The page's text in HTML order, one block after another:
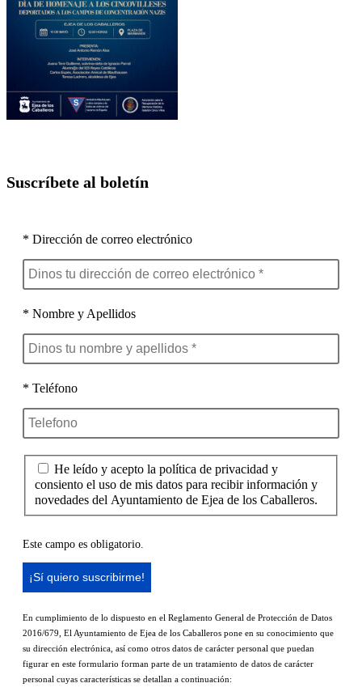
Suscríbete al boletín
* Dirección de correo electrónico
* Nombre y Apellidos
* Teléfono
He leído y acepto la política de privacidad y
consiento el uso de mis datos para recibir información y
novedades del Ayuntamiento de Ejea de los Caballeros.
Este campo es obligatorio.
En cumplimiento de lo dispuesto en el Reglamento General de Protección de Datos
2016/679, El Ayuntamiento de Ejea de los Caballeros pone en su conocimiento que
su dirección electrónica, así como otros datos de carácter personal que puedan
figurar en este formulario forman parte de un tratamiento de datos de carácter
personal cuyas características se detallan a continuación: